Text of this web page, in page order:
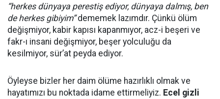
“herkes dünyaya perestiş ediyor, dünyaya dalmış, ben
de herkes gibiyim”dememek lazımdır. Çünkü ölüm
değişmiyor, kabir kapısı kapanmıyor, acz-i beşeri ve
fakr-ı insani değişmiyor, beşer yolculuğu da
kesilmiyor, sür’at peyda ediyor.
Öyleyse bizler her daim ölüme hazırlıklı olmak ve
hayatımızı bu noktada idame ettirmeliyiz. Ecel gizli